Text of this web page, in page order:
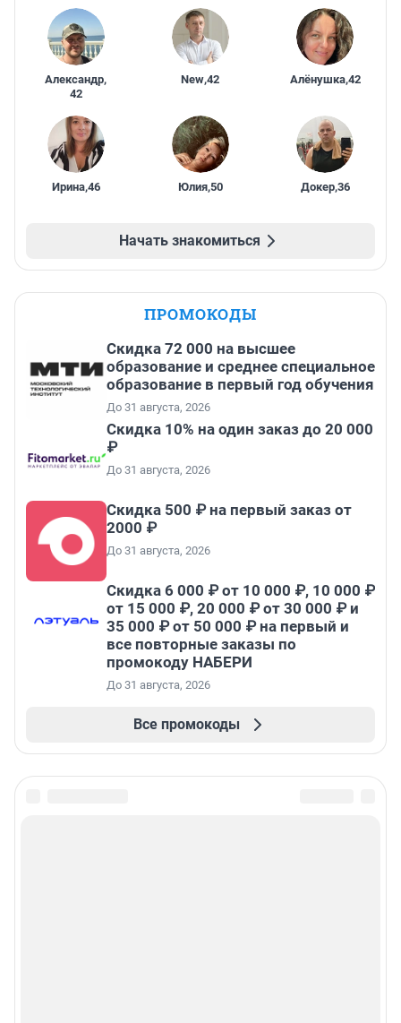
Александр,
42
New,42 Алёнушка,42
Ирина,46 Юлия,50 Докер,36
Начать знакомиться
ПРОМОКОДЫ
Скидка 72 000 на высшее
образование и среднее специальное
образование в первый год обучения
До 31 августа, 2026
Скидка 10% на один заказ до 20 000
₽
До 31 августа, 2026
Скидка 500 ₽ на первый заказ от
2000 ₽
До 31 августа, 2026
Скидка 6 000 ₽ от 10 000 ₽, 10 000 ₽
от 15 000 ₽, 20 000 ₽ от 30 000 ₽ и
35 000 ₽ от 50 000 ₽ на первый и
все повторные заказы по
промокоду НАБЕРИ
До 31 августа, 2026
Все промокоды